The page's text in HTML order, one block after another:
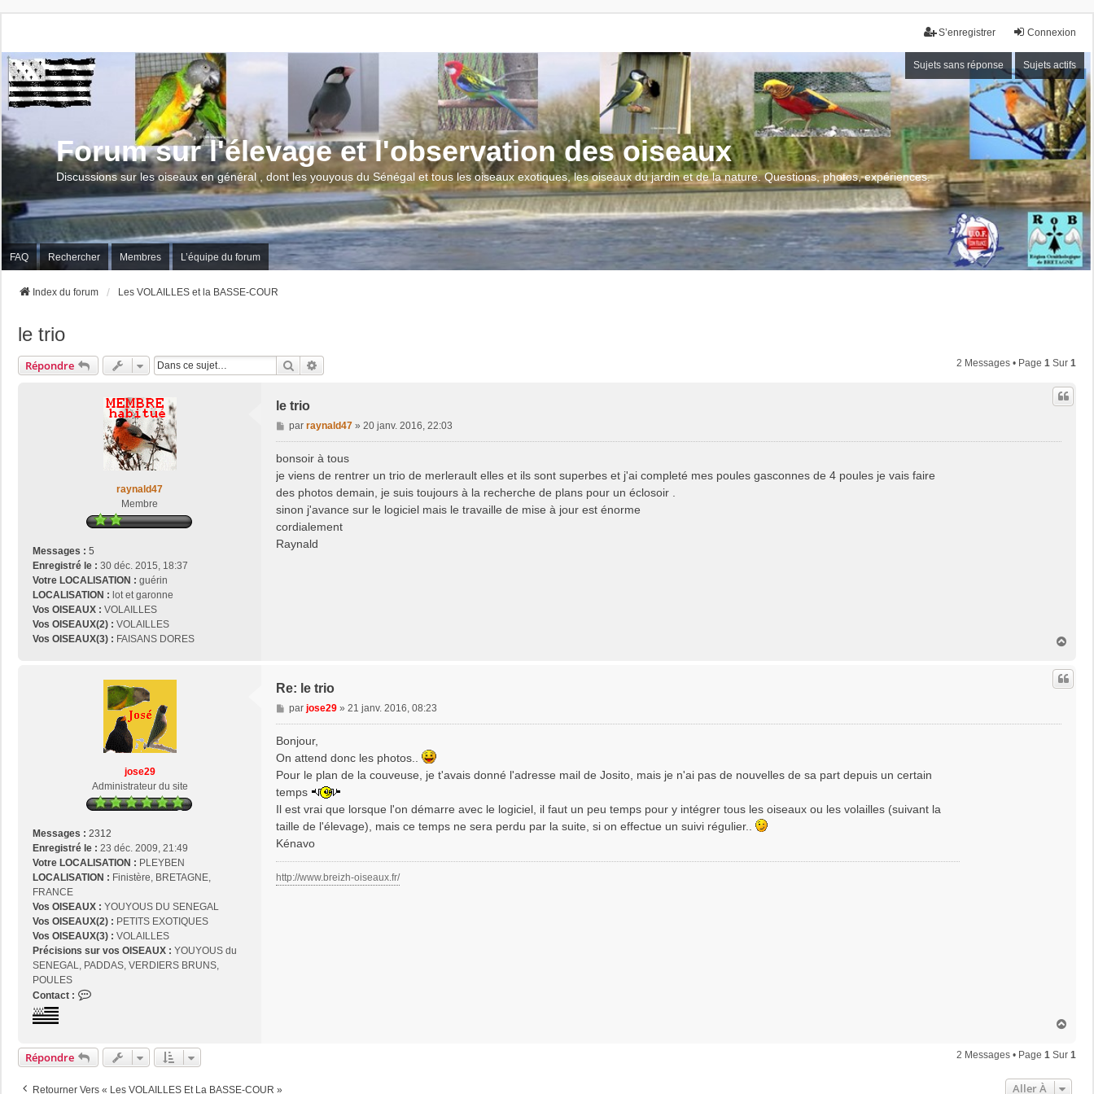
Connexion
S’enregistrer
Sujets sans réponse Sujets actifs
Forum sur l'élevage et l'observation des oiseaux
Discussions sur les oiseaux en général , dont les youyous du Sénégal et tous les oiseaux exotiques, les oiseaux du jardin et de la nature. Questions, photos, expériences.
FAQ Rechercher Membres L’équipe du forum
Index du forum Les VOLAILLES et la BASSE-COUR
le trio
Répondre Rechercher 2 Messages • Page 1 Sur 1
raynald47
Membre
Messages : 5
Enregistré le : 30 déc. 2015, 18:37
Votre LOCALISATION : guérin
LOCALISATION : lot et garonne
Vos OISEAUX : VOLAILLES
Vos OISEAUX(2) : VOLAILLES
Vos OISEAUX(3) : FAISANS DORES
le trio
M
e
a
g
e
par raynald47» 20 janv. 2016, 22:03
bonsoir à tous
je viens de rentrer un trio de merlerault elles et ils sont superbes et j'ai completé mes poules gasconnes de 4 poules je vais faire
des photos demain, je suis toujours à la recherche de plans pour un éclosoir .
sinon j'avance sur le logiciel mais le travaille de mise à jour est énorme
cordialement
Raynald
u
jose29
Administrateur du site
Messages : 2312
Enregistré le : 23 déc. 2009, 21:49
Votre LOCALISATION : PLEYBEN
LOCALISATION : Finistère, BRETAGNE,
FRANCE
Vos OISEAUX : YOUYOUS DU SENEGAL
Vos OISEAUX(2) : PETITS EXOTIQUES
Vos OISEAUX(3) : VOLAILLES
Précisions sur vos OISEAUX : YOUYOUS du
SENEGAL, PADDAS, VERDIERS BRUNS,
POULES
Contact :
a
c
Re: le trio
M
e
a
g
e
par jose29» 21 janv. 2016, 08:23
Bonjour,
On attend donc les photos..
Pour le plan de la couveuse, je t'avais donné l'adresse mail de Josito, mais je n'ai pas de nouvelles de sa part depuis un certain
temps
Il est vrai que lorsque l'on démarre avec le logiciel, il faut un peu temps pour y intégrer tous les oiseaux ou les volailles (suivant la
taille de l'élevage), mais ce temps ne sera perdu par la suite, si on effectue un suivi régulier..
Kénavo
http://www.breizh-oiseaux.fr/
u
t
Répondre 2 Messages • Page 1 Sur 1
Retourner Vers « Les VOLAILLES Et La BASSE-COUR » Aller À